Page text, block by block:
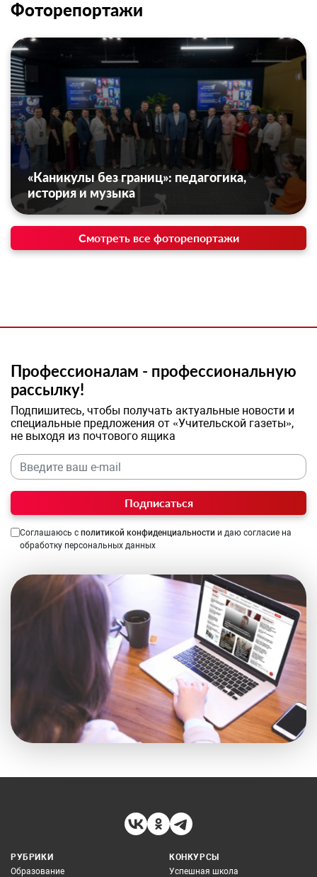
Фоторепортажи
«Каникулы без границ»: педагогика,
история и музыка
Смотреть все фоторепортажи
Профессионалам - профессиональную
рассылку!
Подпишитесь, чтобы получать актуальные новости и
специальные предложения от «Учительской газеты»,
не выходя из почтового ящика
Подписаться
Соглашаюсь с политикой конфиденциальности и даю согласие на
обработку персональных данных
РУБРИКИ
Образование
КОНКУРСЫ
Успешная школа